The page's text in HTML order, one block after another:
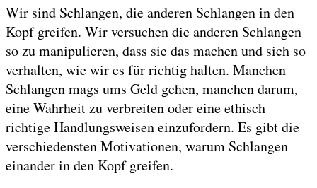
Wir sind Schlangen, die anderen Schlangen in den
Kopf greifen. Wir versuchen die anderen Schlangen
so zu manipulieren, dass sie das machen und sich so
verhalten, wie wir es für richtig halten. Manchen
Schlangen mags ums Geld gehen, manchen darum,
eine Wahrheit zu verbreiten oder eine ethisch
richtige Handlungsweisen einzufordern. Es gibt die
verschiedensten Motivationen, warum Schlangen
einander in den Kopf greifen.